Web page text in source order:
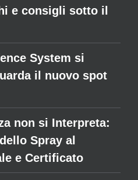
e consigli sotto il
System si
il nuovo spot
non si Interpreta:
Spray al
e Certificato